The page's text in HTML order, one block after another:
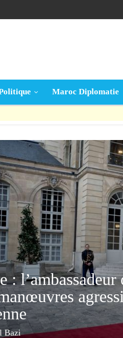
Maroc Diplomatie
:
Bazi